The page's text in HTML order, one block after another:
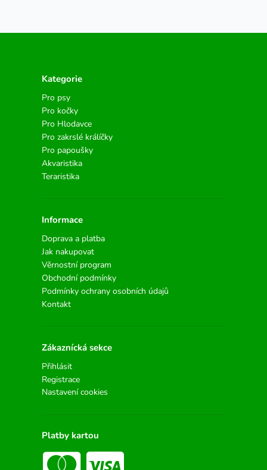
Kategorie
Pro psy
Pro kočky
Pro Hlodavce
Pro zakrslé králíčky
Pro papoušky
Akvaristika
Teraristika
Informace
Doprava a platba
Jak nakupovat
Věrnostní program
Obchodní podmínky
Podmínky ochrany osobních údajů
Kontakt
Zákaznícká sekce
Přihlásit
Registrace
Nastavení cookies
Platby kartou